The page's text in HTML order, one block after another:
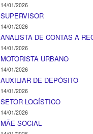
14/01/2026
SUPERVISOR
14/01/2026
ANALISTA DE CONTAS A
14/01/2026
MOTORISTA URBANO
14/01/2026
AUXILIAR DE DEPÓSITO
14/01/2026
SETOR LOGÍSTICO
14/01/2026
MÃE SOCIAL